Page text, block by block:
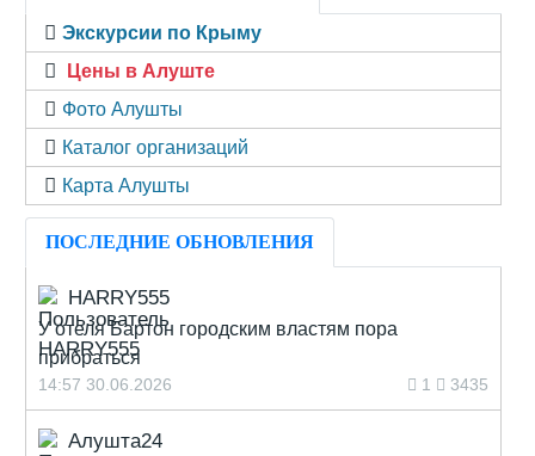
Экскурсии по Крыму
Цены в Алуште
Фото Алушты
Каталог организаций
Карта Алушты
ПОСЛЕДНИЕ ОБНОВЛЕНИЯ
HARRY555
У отеля Бартон городским властям пора
прибраться
14:57 30.06.2026 1 3435
Алушта24